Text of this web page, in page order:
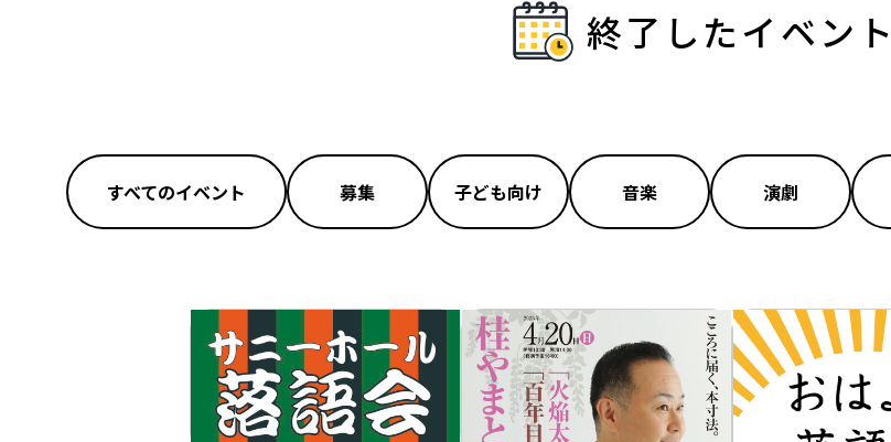
終了したイベン
すべてのイベント 募集 子ども向け 音楽 演劇